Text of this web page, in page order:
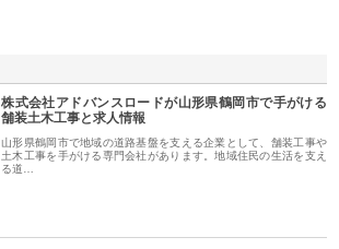
株式会社アドバンスロードが山形県鶴岡市で手がける
舗装土木工事と求人情報
山形県鶴岡市で地域の道路基盤を支える企業として、舗装工事や
土木工事を手がける専門会社があります。地域住民の生活を支え
る道…